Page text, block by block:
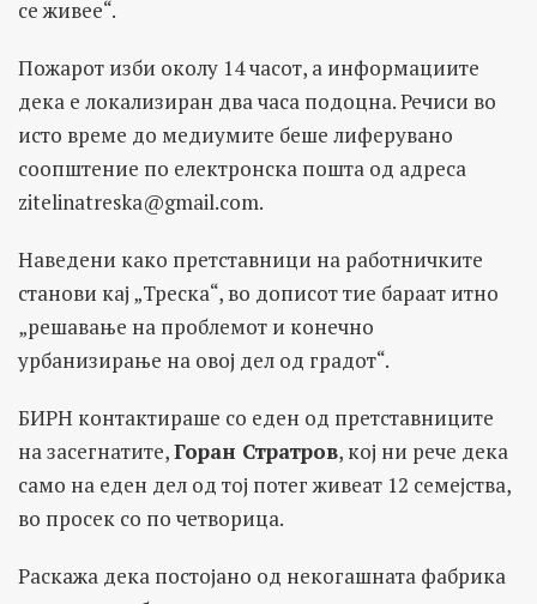
се живее“.
Пожарот изби околу 14 часот, а информациите
дека е локализиран два часа подоцна. Речиси во
исто време до медиумите беше лиферувано
соопштение по електронска пошта од адреса
zitelinatreska@gmail.com.
Наведени како претставници на работничките
станови кај „Треска“, во дописот тие бараат итно
„решавање на проблемот и конечно
урбанизирање на овој дел од градот“.
БИРН контактираше со еден од претставниците
на засегнатите,Горан Стратров, кој ни рече дека
само на еден дел од тој потег живеат 12 семејства,
во просек со по четворица.
Раскажа дека постојано од некогашната фабрика